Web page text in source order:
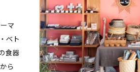
マ
ベト
食器
ら